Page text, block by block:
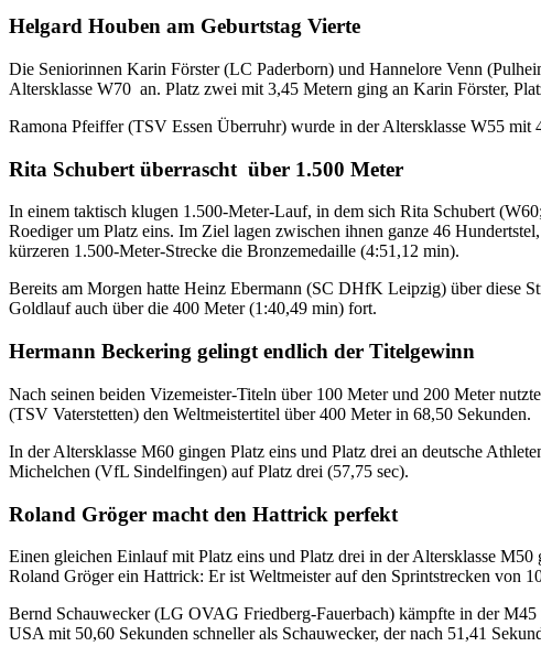
Helgard Houben am Geburtstag Vierte
Die Seniorinnen Karin Förster (LC Paderborn) und Hannelore Venn
Altersklasse W70 an. Platz zwei mit 3,45 Metern ging an Karin Förster,
Ramona Pfeiffer (TSV Essen Überruhr) wurde in der Altersklasse W55 mit
Rita Schubert überrascht über 1.500 Meter
In einem taktisch klugen 1.500-Meter-Lauf, in dem sich Rita Schubert
Roediger um Platz eins. Im Ziel lagen zwischen ihnen ganze 46
kürzeren 1.500-Meter-Strecke die Bronzemedaille (4:51,12 min).
Bereits am Morgen hatte Heinz Ebermann (SC DHfK Leipzig) über diese
Goldlauf auch über die 400 Meter (1:40,49 min) fort.
Hermann Beckering gelingt endlich der Titelgewinn
Nach seinen beiden Vizemeister-Titeln über 100 Meter und 200 Meter
(TSV Vaterstetten) den Weltmeistertitel über 400 Meter in 68,50 Sekunden.
In der Altersklasse M60 gingen Platz eins und Platz drei an deutsche
Michelchen (VfL Sindelfingen) auf Platz drei (57,75 sec).
Roland Gröger macht den Hattrick perfekt
Einen gleichen Einlauf mit Platz eins und Platz drei in der Altersklasse
Roland Gröger ein Hattrick: Er ist Weltmeister auf den Sprintstrecken von
Bernd Schauwecker (LG OVAG Friedberg-Fauerbach) kämpfte in der
USA mit 50,60 Sekunden schneller als Schauwecker, der nach 51,41